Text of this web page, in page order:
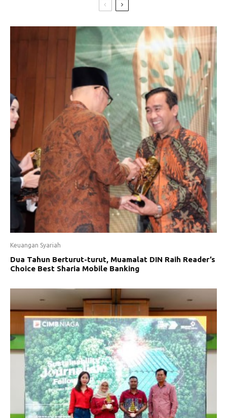
Keuangan Syariah
Dua Tahun Berturut-turut, Muamalat DIN Raih Reader’s
Choice Best Sharia Mobile Banking